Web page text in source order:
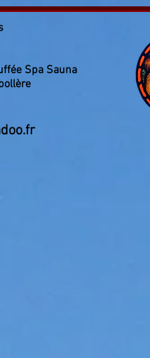
Spa Sauna